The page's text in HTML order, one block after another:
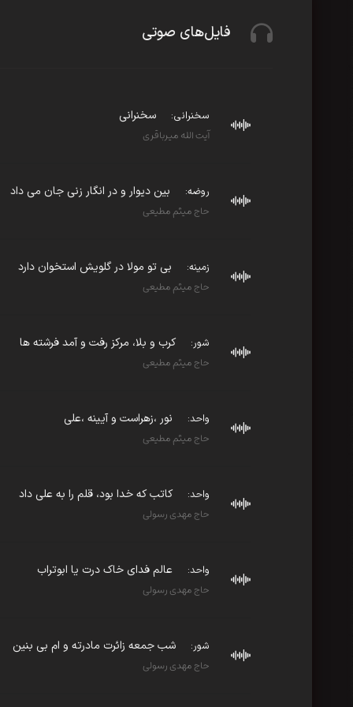
فایل‌های صوتی
سخنرانی:
سخنرانی
آیت الله میرباقری
روضه:
بین دیوار و در انگار زنی جان می داد
حاج میثم مطیعی
زمینه:
بی تو مولا در گلویش استخوان دارد
حاج میثم مطیعی
شور:
کرب و بلا، مرکز رفت و آمد فرشته ها
حاج میثم مطیعی
واحد:
نور ،زهراست و آیینه ،علی
حاج میثم مطیعی
واحد:
کاتب که خدا بود، قلم را به علی داد
حاج مهدی رسولی
واحد:
عالم فدای خاک درت یا ابوتراب
حاج مهدی رسولی
شور:
شب جمعه زائرت مادرته و ام بی بنین
حاج مهدی رسولی